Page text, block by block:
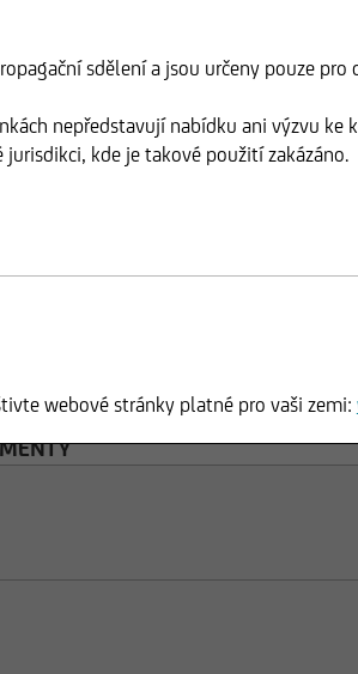
sdělení a jsou určeny pouze pro
nepředstavují nabídku ani výzvu ke
kde je takové použití zakázáno.
webové stránky platné pro vaši zemi: